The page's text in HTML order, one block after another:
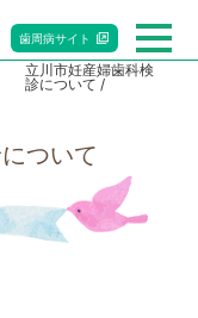
歯周病サイト
立川市妊産婦歯科検
診について
ついて